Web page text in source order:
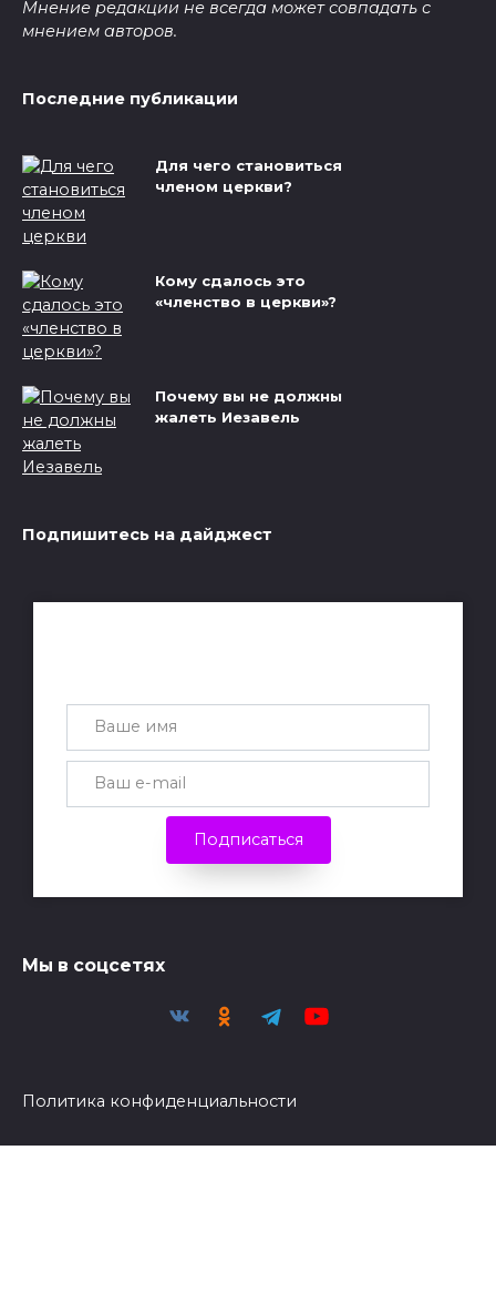
Мнение редакции не всегда может совпадать с
мнением авторов.
Последние публикации
Для чего становиться
членом церкви?
Кому сдалось это
«членство в церкви»?
Почему вы не должны
жалеть Иезавель
Подпишитесь на дайджест
Подписаться
Мы в соцсетях
Политика конфиденциальности